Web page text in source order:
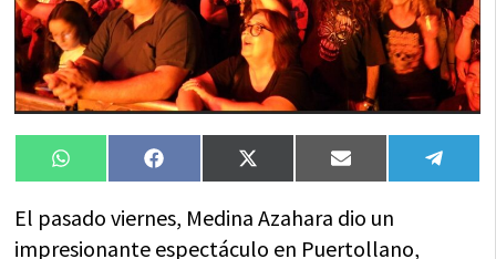
Compartir
en
WhatsAppCompartir
en
FacebookCompartir
en
X
(Twitter)
Compartir
en
Email
en
El pasado viernes, Medina Azahara dio un
impresionante espectáculo en Puertollano,